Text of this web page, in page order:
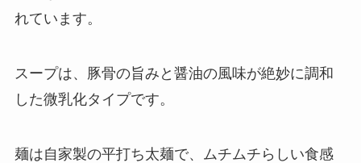
れています。
スープは、豚骨の旨みと醤油の風味が絶妙に調和
した微乳化タイプです。
麺は自家製の平打ち太麺で、ムチムチらしい食感